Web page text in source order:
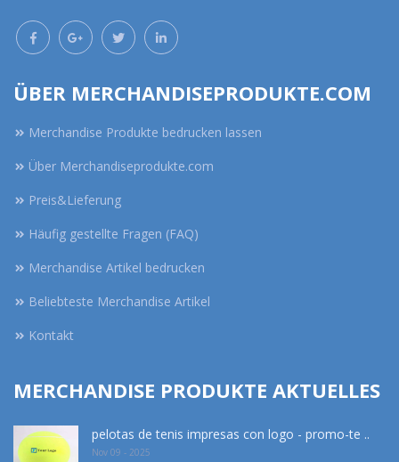
ÜBER MERCHANDISEPRODUKTE.COM
Merchandise Produkte bedrucken lassen
Über Merchandiseprodukte.com
Preis&Lieferung
Häufig gestellte Fragen (FAQ)
Merchandise Artikel bedrucken
Beliebteste Merchandise Artikel
Kontakt
MERCHANDISE PRODUKTE AKTUELLES
pelotas de tenis impresas con logo - promo-te ..
Nov 09 - 2025